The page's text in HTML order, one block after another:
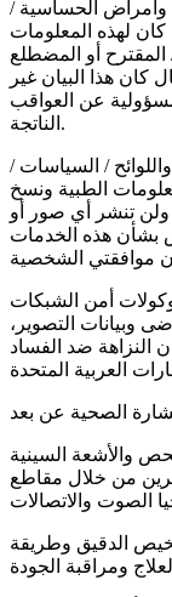
وأمراض الحساسية /
لهذه المعلومات
المقترح أو المضطلع
هذا البيان غير
عن العواقب
الناتجة.
/ السياسات /
الطبية ونسخ
تنشر أي صور أو
بشأن هذه الخدمات
أمن الشبكات
وبيانات التصوير،
النزاهة ضد الفساد
والأشعة السينية
من خلال مقاطع
الدقيق وطريقة